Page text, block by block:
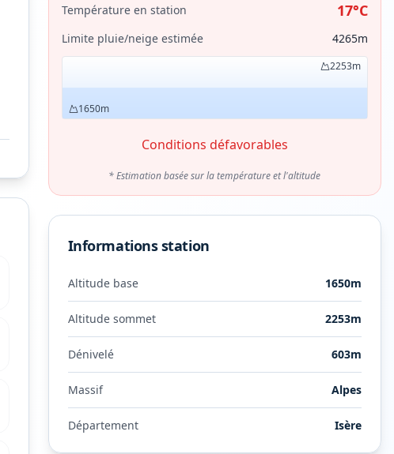
Température en station 17°C
Limite pluie/neige estimée 4265m
1650m
2253m
Conditions défavorables
* Estimation basée sur la température et l'altitude
Informations station
Altitude base 1650m
Altitude sommet 2253m
Dénivelé 603m
Massif Alpes
Département Isère